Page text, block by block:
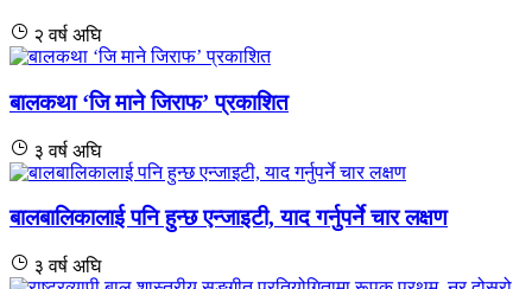
२ वर्ष अघि
बालकथा ‘जि माने जिराफ’ प्रकाशित
३ वर्ष अघि
बालबालिकालाई पनि हुन्छ एन्जाइटी, याद गर्नुपर्ने चार लक्षण
३ वर्ष अघि